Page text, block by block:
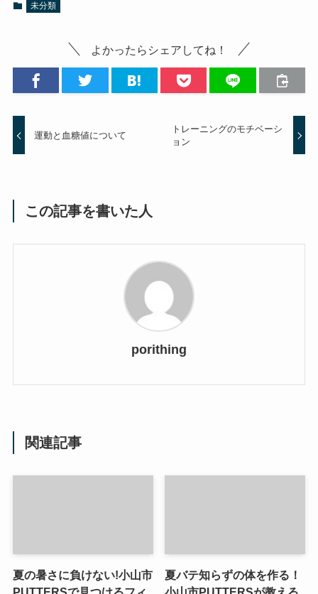
未分類
よかったらシェアしてね！
運動と血糖値について
トレーニングのモチベーシ
ョン
この記事を書いた人
porithing
関連記事
夏の暑さに負けない!小山市
夏バテ知らずの体を作る！